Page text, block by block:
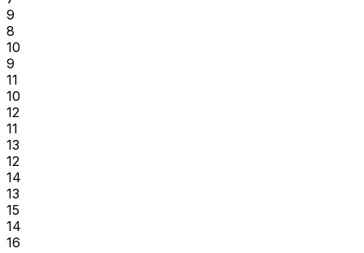
9
8
10
9
11
10
12
11
13
12
14
13
15
14
16